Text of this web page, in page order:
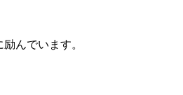
んでいます。